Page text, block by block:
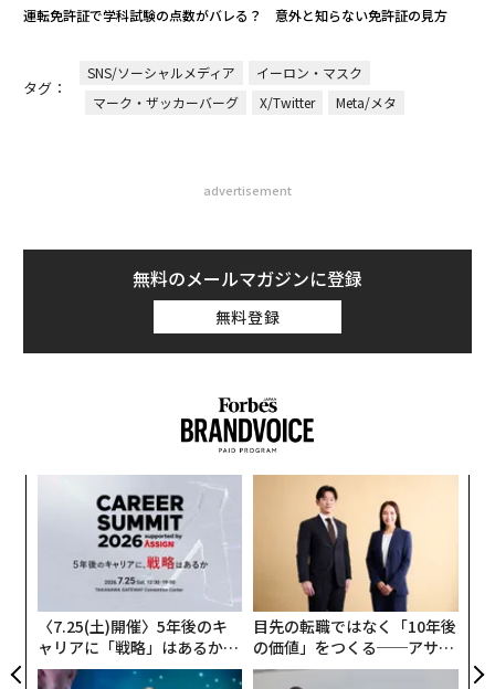
運転免許証で学科試験の点数がバレる？ 意外と知らない免許証の見方
タグ：
SNS/ソーシャルメディア
イーロン・マスク
マーク・ザッカーバーグ
X/Twitter Meta/メタ
advertisement
無料のメールマガジンに登録
無料登録
〈7.25(土)開催〉5年後のキ
ャリアに「戦略」はあるか。
トップエグゼクティブのキャ
目先の転職ではなく「10年後
の価値」をつくる──アサイ
ンの長期伴走型支援とは